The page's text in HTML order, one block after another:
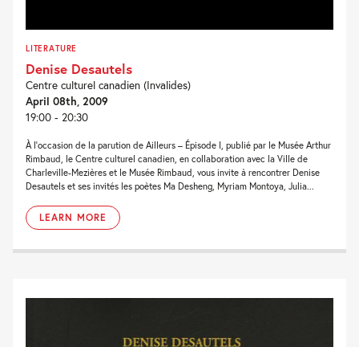
LITERATURE
Denise Desautels
Centre culturel canadien (Invalides)
April 08th, 2009
19:00 - 20:30
À l’occasion de la parution de Ailleurs – Épisode I, publié par le Musée Arthur
Rimbaud, le Centre culturel canadien, en collaboration avec la Ville de
Charleville-Mezières et le Musée Rimbaud, vous invite à rencontrer Denise
Desautels et ses invités les poètes Ma Desheng, Myriam Montoya, Julia...
LEARN MORE